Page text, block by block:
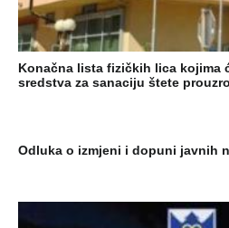
Konačna lista fizičkih lica kojima
sredstva za sanaciju štete
Odluka o izmjeni i dopuni javnih